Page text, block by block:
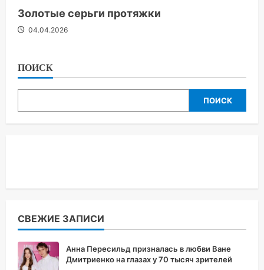
Золотые серьги протяжки
04.04.2026
ПОИСК
ПОИСК
СВЕЖИЕ ЗАПИСИ
Анна Пересильд призналась в любви Ване
Дмитриенко на глазах у 70 тысяч зрителей